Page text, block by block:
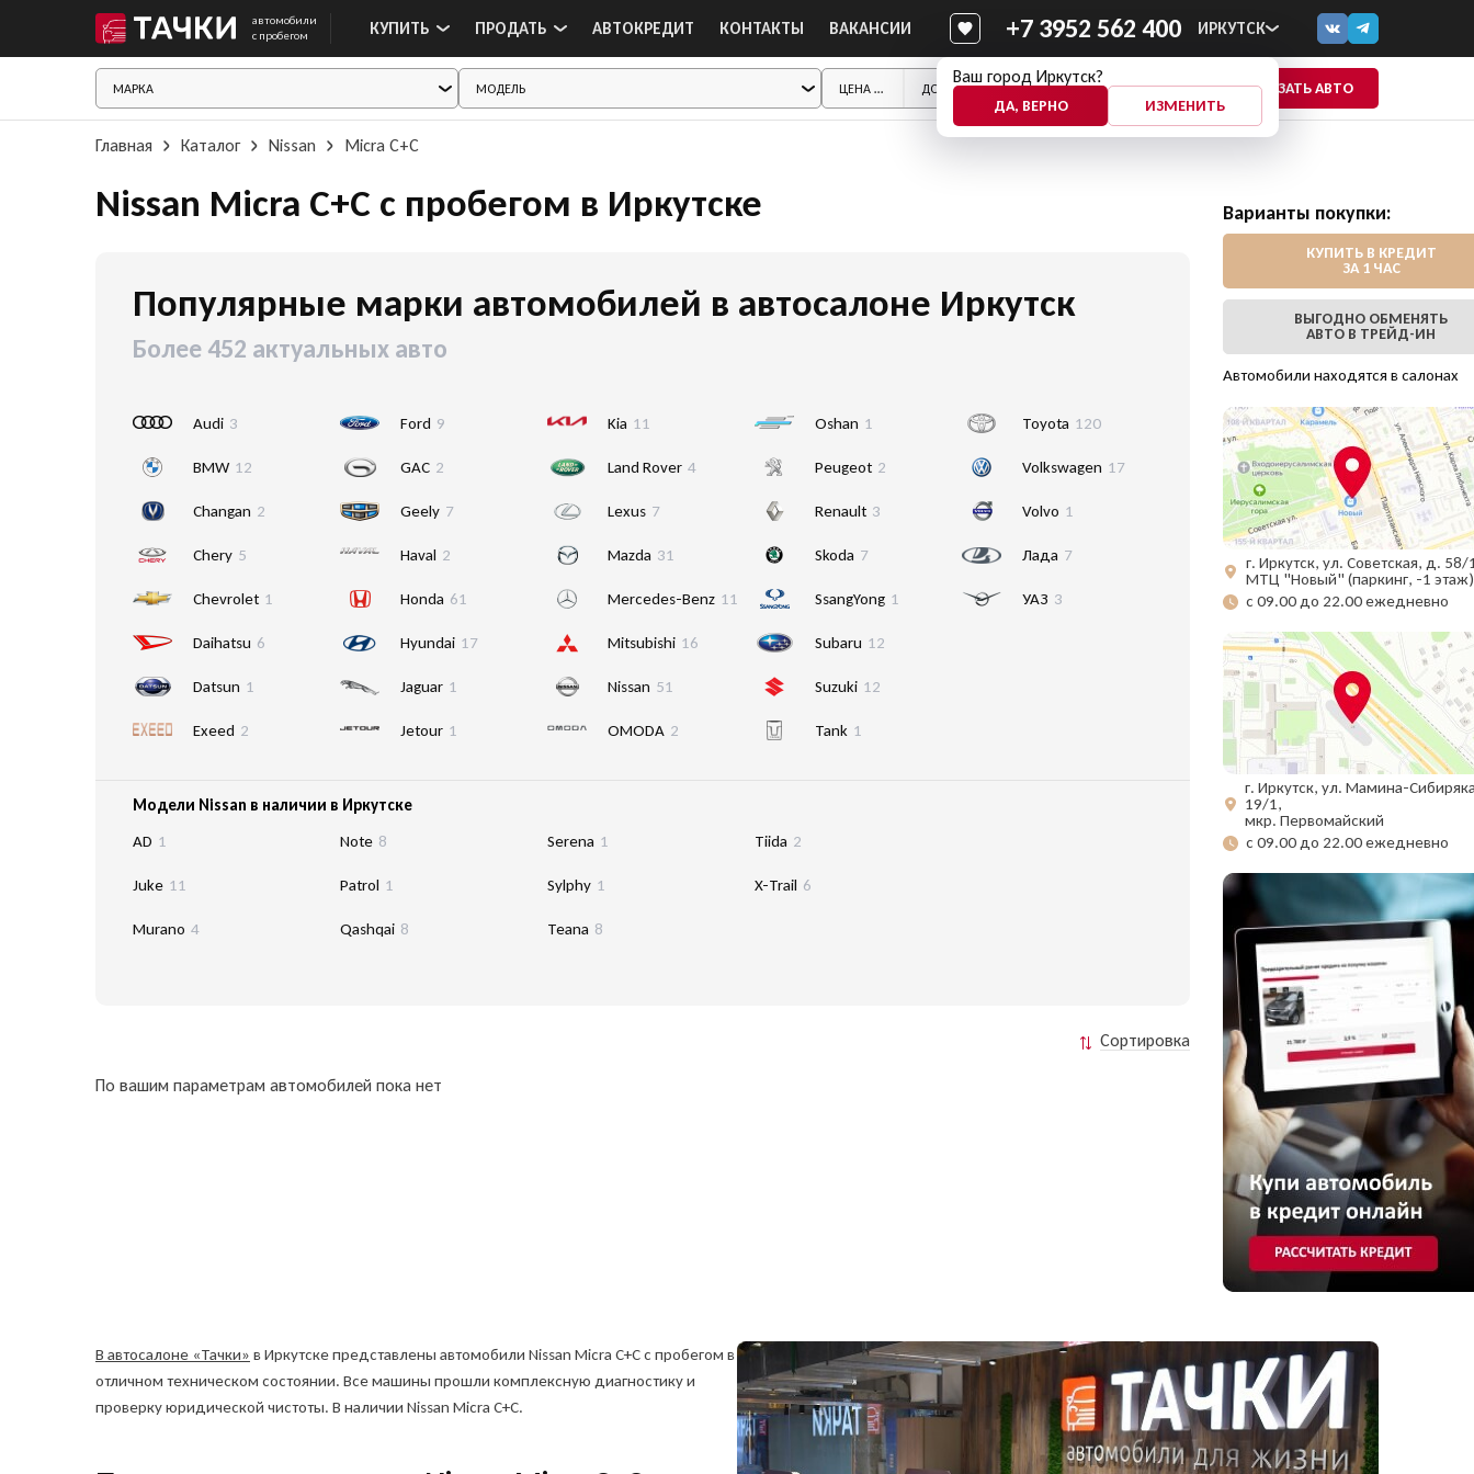
автомобили
с пробегом
КУПИТЬ ПРОДАТЬ АВТОКРЕДИТ КОНТАКТЫ ВАКАНСИИ +7 3952 562 400 ИРКУТСК
Ваш город Иркутск?
ДА, ВЕРНО ИЗМЕНИТЬ
ЕЩЕ ПОКАЗАТЬ АВТО
Главная Каталог Nissan Micra C+C
Nissan Micra C+C с пробегом в Иркутске
Популярные марки автомобилей в автосалоне Иркутск
Более 452 актуальных авто
Audi 3
BMW 12
Changan 2
Chery 5
Chevrolet 1
Daihatsu 6
Datsun 1
Exeed 2
Ford 9
GAC 2
Geely 7
Haval 2
Honda 61
Hyundai 17
Jaguar 1
Jetour 1
Kia 11
Land Rover 4
Lexus 7
Mazda 31
Mercedes-Benz 11
Mitsubishi 16
Nissan 51
OMODA 2
Oshan 1
Peugeot 2
Renault 3
Skoda 7
SsangYong 1
Subaru 12
Suzuki 12
Tank 1
Toyota 120
Volkswagen 17
Volvo 1
Лада 7
УАЗ 3
Модели Nissan в наличии в Иркутске
AD 1
Juke 11
Murano 4
Note 8
Patrol 1
Qashqai 8
Serena 1
Sylphy 1
Teana 8
Tiida 2
X-Trail 6
Сортировка
По вашим параметрам автомобилей пока нет
Варианты покупки:
КУПИТЬ В КРЕДИТ
ЗА 1 ЧАС
ВЫГОДНО ОБМЕНЯТЬ
АВТО В ТРЕЙД-ИН
Автомобили находятся в салонах
г. Иркутск, ул. Советская, д. 58/
МТЦ "Новый" (паркинг, -1 этаж)
с 09.00 до 22.00 ежедневно
г. Иркутск, ул. Мамина-
19/1,
мкр. Первомайский
с 09.00 до 22.00 ежедневно
В автосалоне «Тачки» в Иркутске представлены автомобили Nissan Micra C+C с пробегом в
отличном техническом состоянии. Все машины прошли комплексную диагностику и
проверку юридической чистоты. В наличии Nissan Micra C+C.